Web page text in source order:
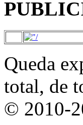
Queda
total, de
© 2010-